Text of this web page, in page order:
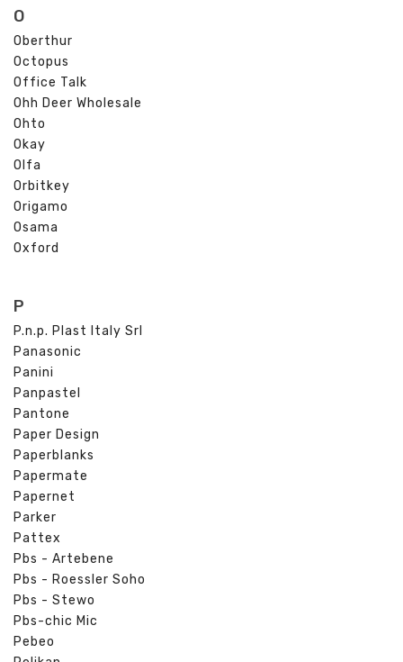
O
Oberthur
Octopus
Office Talk
Ohh Deer Wholesale
Ohto
Okay
Olfa
Orbitkey
Origamo
Osama
Oxford
P
P.n.p. Plast Italy Srl
Panasonic
Panini
Panpastel
Pantone
Paper Design
Paperblanks
Papermate
Papernet
Parker
Pattex
Pbs - Artebene
Pbs - Roessler Soho
Pbs - Stewo
Pbs-chic Mic
Pebeo